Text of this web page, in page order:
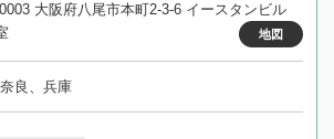
大阪府八尾市本町2-3-6 イースタンビル
地図
良、兵庫